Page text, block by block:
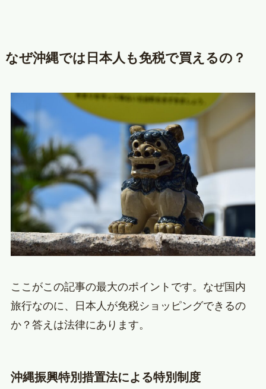
なぜ沖縄では日本人も免税で買えるの？
ここがこの記事の最大のポイントです。なぜ国内
旅行なのに、日本人が免税ショッピングできるの
か？答えは法律にあります。
沖縄振興特別措置法による特別制度